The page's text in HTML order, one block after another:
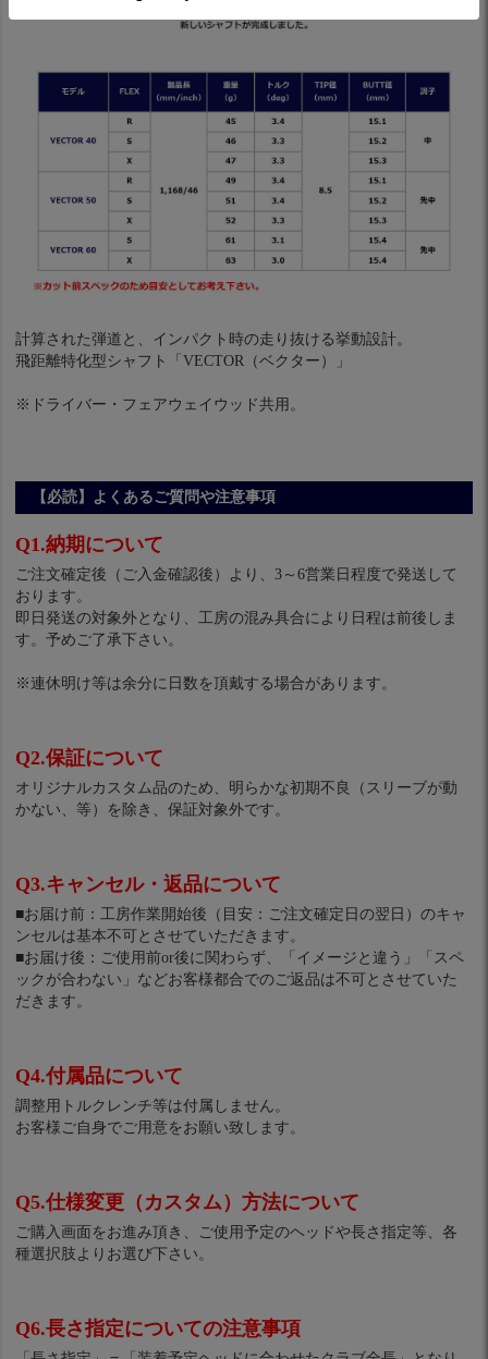
計算された弾道と、インパクト時の走り抜ける挙動設計。
飛距離特化型シャフト「VECTOR（ベクター）」
※ドライバー・フェアウェイウッド共用。
【必読】よくあるご質問や注意事項
Q1.納期について
ご注文確定後（ご入金確認後）より、3～6営業日程度で発送して
おります。
即日発送の対象外となり、工房の混み具合により日程は前後しま
す。予めご了承下さい。
※連休明け等は余分に日数を頂戴する場合があります。
Q2.保証について
オリジナルカスタム品のため、明らかな初期不良（スリーブが動
かない、等）を除き、保証対象外です。
Q3.キャンセル・返品について
■お届け前：工房作業開始後（目安：ご注文確定日の翌日）のキャ
ンセルは基本不可とさせていただきます。
■お届け後：ご使用前or後に関わらず、「イメージと違う」「スペ
ックが合わない」などお客様都合でのご返品は不可とさせていた
だきます。
Q4.付属品について
調整用トルクレンチ等は付属しません。
お客様ご自身でご用意をお願い致します。
Q5.仕様変更（カスタム）方法について
ご購入画面をお進み頂き、ご使用予定のヘッドや長さ指定等、各
種選択肢よりお選び下さい。
Q6.長さ指定についての注意事項